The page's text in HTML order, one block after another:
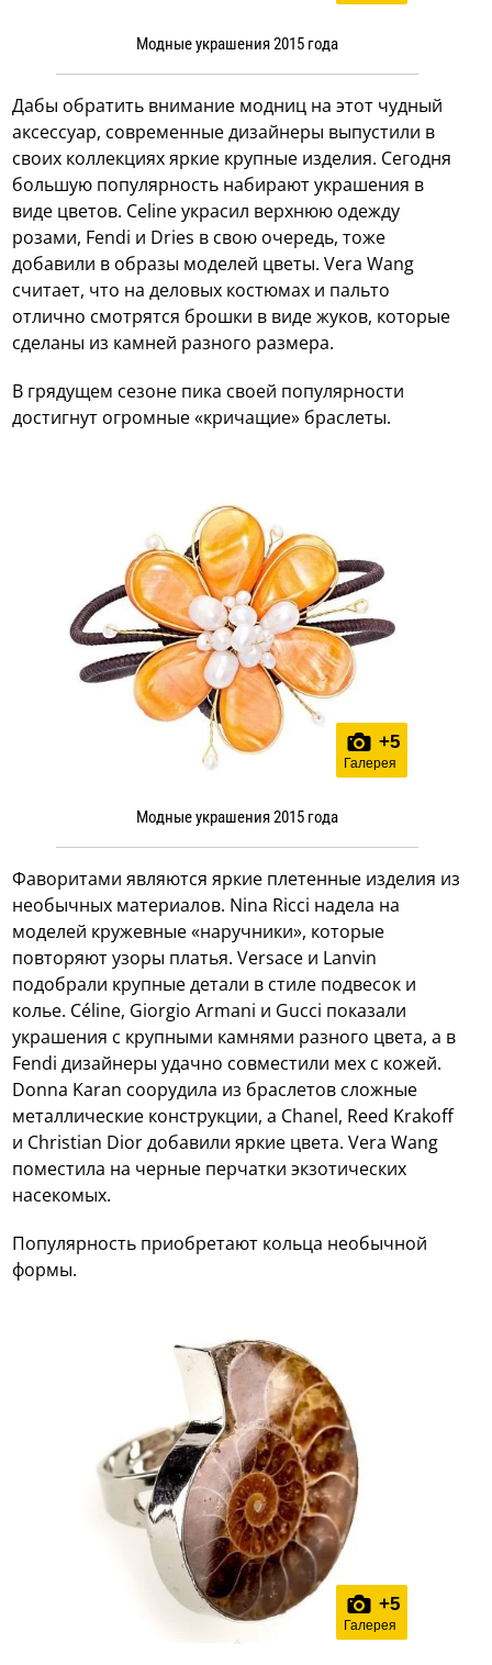
Модные украшения 2015 года
Дабы обратить внимание модниц на этот чудный
аксессуар, современные дизайнеры выпустили в
своих коллекциях яркие крупные изделия. Сегодня
большую популярность набирают украшения в
виде цветов. Celine украсил верхнюю одежду
розами, Fendi и Dries в свою очередь, тоже
добавили в образы моделей цветы. Vera Wang
считает, что на деловых костюмах и пальто
отлично смотрятся брошки в виде жуков, которые
сделаны из камней разного размера.
В грядущем сезоне пика своей популярности
достигнут огромные «кричащие» браслеты.
+5
Галерея
Модные украшения 2015 года
Фаворитами являются яркие плетенные изделия из
необычных материалов. Nina Ricci надела на
моделей кружевные «наручники», которые
повторяют узоры платья. Versace и Lanvin
подобрали крупные детали в стиле подвесок и
колье. Céline, Giorgio Armani и Gucci показали
украшения с крупными камнями разного цвета, а в
Fendi дизайнеры удачно совместили мех с кожей.
Donna Karan соорудила из браслетов сложные
металлические конструкции, а Chanel, Reed Krakoff
и Christian Dior добавили яркие цвета. Vera Wang
поместила на черные перчатки экзотических
насекомых.
Популярность приобретают кольца необычной
формы.
+5
Галерея